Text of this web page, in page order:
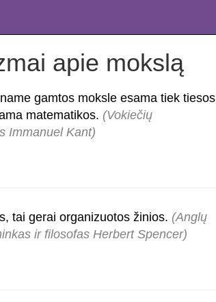
apie mokslą
gamtos moksle esama tiek
matematikos. (Vokiečių
Immanuel Kant)
tai gerai organizuotos žinios. (Anglų
ir filosofas Herbert Spencer)